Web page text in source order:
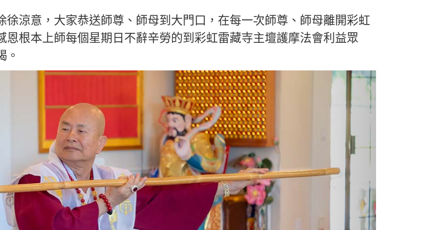
涼意，大家恭送師尊、師母到大門口，在每一次師尊、師母離開彩虹
根本上師每個星期日不辭辛勞的到彩虹雷藏寺主壇護摩法會利益眾
。